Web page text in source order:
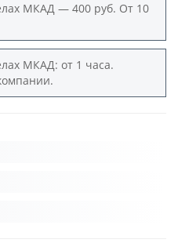
МКАД — 400 руб. От 10
МКАД: от 1 часа.